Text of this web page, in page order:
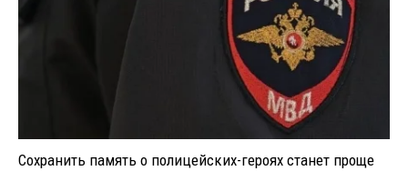
Сохранить память о полицейских-героях станет проще